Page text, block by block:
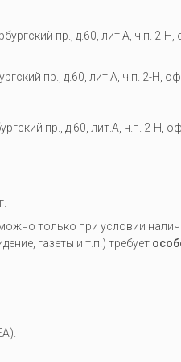
пр., д.60, лит.А, ч.п. 2-
пр., д.60, лит.А, ч.п. 2-Н,
пр., д.60, лит.А, ч.п. 2-Н,
только при условии
газеты и т.п.) требует